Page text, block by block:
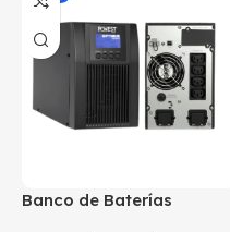
Banco de Baterías